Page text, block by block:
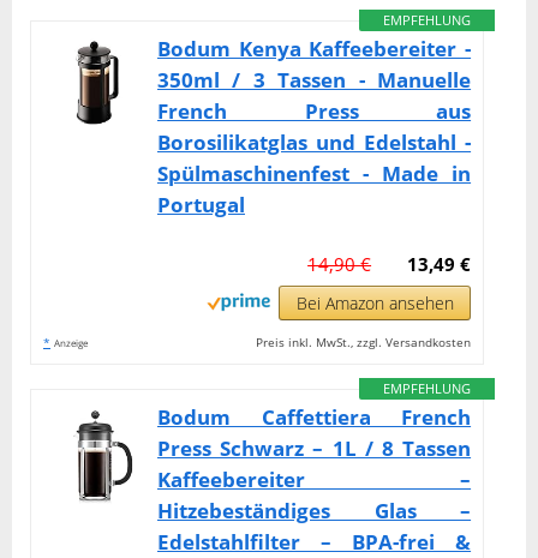
EMPFEHLUNG
Bodum Kenya Kaffeebereiter -
350ml / 3 Tassen - Manuelle
French Press aus
Borosilikatglas und Edelstahl -
Spülmaschinenfest - Made in
Portugal
13,49 €
14,90 €
Bei Amazon ansehen
* Anzeige Preis inkl. MwSt., zzgl. Versandkosten
EMPFEHLUNG
Bodum Caffettiera French
Press Schwarz – 1L / 8 Tassen
Kaffeebereiter –
Hitzebeständiges Glas –
Edelstahlfilter – BPA-frei &